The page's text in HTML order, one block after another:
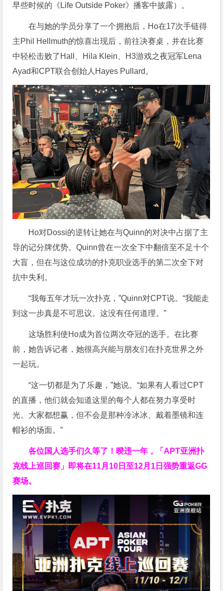
早些时候的《Life Outside Poker》播客中披露）。
在与她的学员分享了一个拥抱后，Ho在17次手链得
主Phil Hellmuth的惊喜出现后，前往决赛桌，并在比赛
中轻松击败了Hall、Hila Klein、H3游戏之夜冠军Lena
Ayad和CPT联合创始人Hayes Pullard。
Ho对Dossi的逆转让她在与Quinn的对决中占据了主
导的记分牌优势。Quinn曾在一次全下中翻倍至不足十个
大盲，但在与这位成功的扑克职业选手的第二次全下对
抗中失利。
“我每五年才玩一次扑克，”Quinn对CPT说。“我能走
到这一步真是不可思议。这没有任何道理。”
这场胜利使Ho成为首位两次夺冠的选手。在比赛
前，她告诉记者，她很高兴能与朋友们在扑克世界之外
一起玩。
“这一切都是为了乐趣，”她说。“如果有人看过CPT
的直播，他们就会知道这里的每个人都在努力享受时
光。大家都想赢，但不会是那种冷冰冰、戴着墨镜和连
帽衫的场面。”
各位国人选手们久等了！暌违一年，「APT亚洲扑
克线上巡回赛」即将在11月10日至12月1日强势重返GG
赛场。